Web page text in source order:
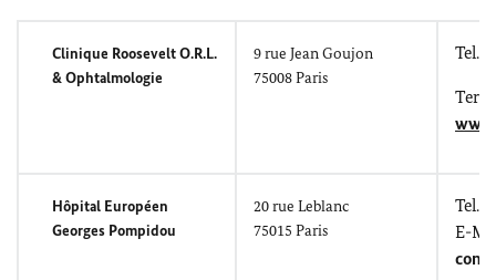
Clinique RooseveltO.R.L.
&Ophtalmologie
9rue Jean Goujon
75008 Paris
Tel.:
T
Hôpital Européen
Georges Pompidou
20rue Leblanc
75015 Paris
Tel.:
E-